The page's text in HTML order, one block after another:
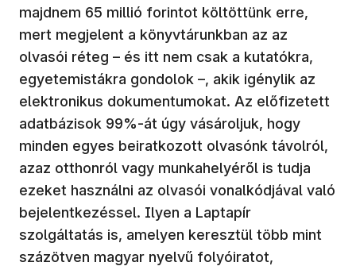
majdnem 65 millió forintot költöttünk erre,
mert megjelent a könyvtárunkban az az
olvasói réteg – és itt nem csak a kutatókra,
egyetemistákra gondolok –, akik igénylik az
elektronikus dokumentumokat. Az előfizetett
adatbázisok 99%-át úgy vásároljuk, hogy
minden egyes beiratkozott olvasónk távolról,
azaz otthonról vagy munkahelyéről is tudja
ezeket használni az olvasói vonalkódjával való
bejelentkezéssel. Ilyen a Laptapír
szolgáltatás is, amelyen keresztül több mint
százötven magyar nyelvű folyóiratot,